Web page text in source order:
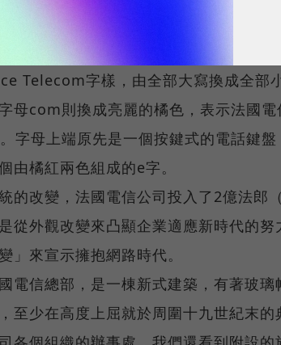
換上了新裝。
Telecom字樣，由全部大寫換成全部
母com則換成亮麗的橘色，表示法國
字母上端原先是一個按鍵式的電話鍵
由橘紅兩色組成的e字。
的改變，法國電信公司投入了2億法郎
從外觀改變來凸顯企業適應新時代的
」來宣示擁抱網路時代。
電信總部，是一棟新式建築，有著玻
至少在高度上屈就於周圍十九世紀末